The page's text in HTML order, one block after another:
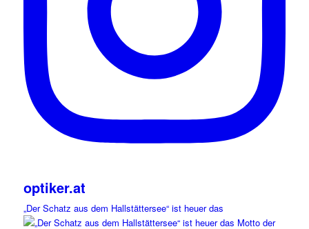
optiker.at
„Der Schatz aus dem Hallstättersee“ ist heuer das